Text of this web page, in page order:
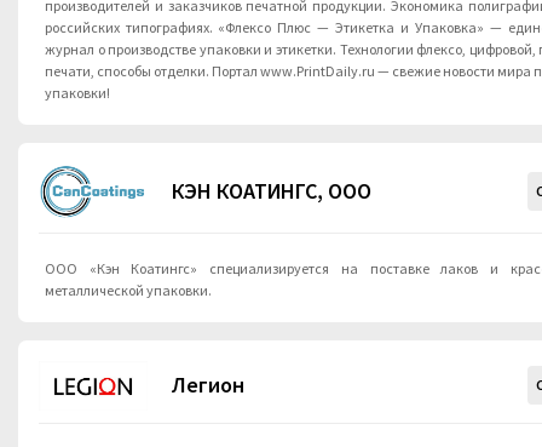
производителей и заказчиков печатной продукции. Экономика
российских типографиях. «Флексо Плюс — Этикетка и Упаковка» — единственный российский
журнал о производстве упаковки и этикетки. Технологии флексо, цифровой,
печати, способы отделки. Портал www.PrintDaily.ru — свежие новости мира полиграфии, этикетки и
упаковки!
КЭН КОАТИНГС, ООО
ООО «Кэн Коатингс» специализируется на поставке лаков и
металлической упаковки.
Легион